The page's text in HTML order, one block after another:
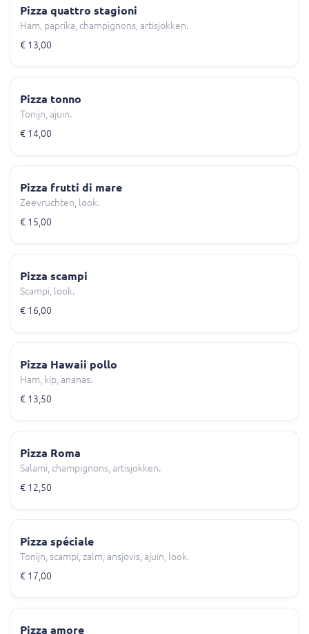
Pizza quattro stagioni
Ham, paprika, champignons, artisjokken.
€ 13,00
Pizza tonno
Tonijn, ajuin.
€ 14,00
Pizza frutti di mare
Zeevruchten, look.
€ 15,00
Pizza scampi
Scampi, look.
€ 16,00
Pizza Hawaii pollo
Ham, kip, ananas.
€ 13,50
Pizza Roma
Salami, champignons, artisjokken.
€ 12,50
Pizza spéciale
Tonijn, scampi, zalm, ansjovis, ajuin, look.
€ 17,00
Pizza amore